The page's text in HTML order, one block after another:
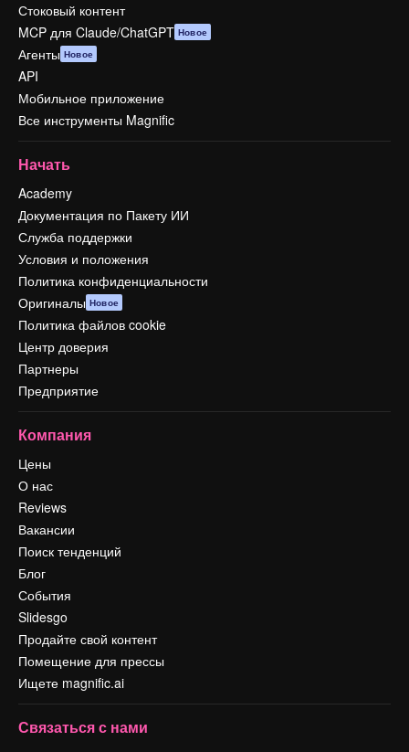
Стоковый контент
MCP для Claude/ChatGPT Новое
Агенты Новое
API
Мобильное приложение
Все инструменты Magnific
Начать
Academy
Документация по Пакету ИИ
Служба поддержки
Условия и положения
Политика конфиденциальности
Оригиналы Новое
Политика файлов cookie
Центр доверия
Партнеры
Предприятие
Компания
Цены
О нас
Reviews
Вакансии
Поиск тенденций
Блог
События
Slidesgo
Продайте свой контент
Помещение для прессы
Ищете magnific.ai
Связаться с нами